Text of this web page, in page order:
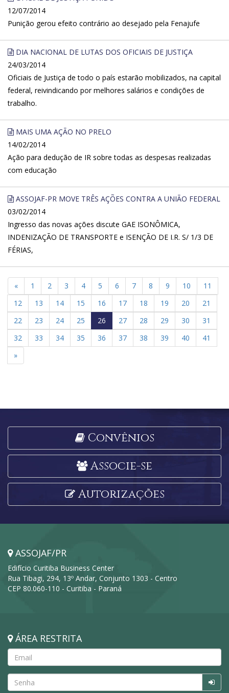
12/07/2014
Punição gerou efeito contrário ao desejado pela Fenajufe
DIA NACIONAL DE LUTAS DOS OFICIAIS DE JUSTIÇA
24/03/2014
Oficiais de Justiça de todo o país estarão mobilizados, na capital
federal, reivindicando por melhores salários e condições de
trabalho.
MAIS UMA AÇÃO NO PRELO
14/02/2014
Ação para dedução de IR sobre todas as despesas realizadas
com educação
ASSOJAF-PR MOVE TRÊS AÇÕES CONTRA A UNIÃO FEDERAL
03/02/2014
Ingresso das novas ações discute GAE ISONÔMICA,
INDENIZAÇÃO DE TRANSPORTE e ISENÇÃO DE I.R. S/ 1/3 DE
FÉRIAS,
« 1 2 3 4 5 6 7 8 9 10
11
12
13 14 15 16 17 18 19 20
21
22
23 24 25 26 27 28 29 30
31
32
33 34 35 36 37 38 39 40
41
»
Convênios
Associe-se
Autorizações
ASSOJAF/PR
Edifício Curitiba Business Center
Rua Tibagi, 294, 13º Andar, Conjunto 1303 - Centro
CEP 80.060-110 - Curitiba - Paraná
ÁREA RESTRITA